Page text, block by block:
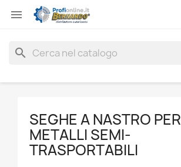

search
SEGHE A NASTRO PER
METALLI SEMI-
TRASPORTABILI